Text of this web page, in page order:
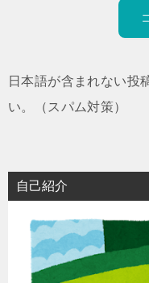
日本語が含まれない投
い。（スパム対策）
自己紹介